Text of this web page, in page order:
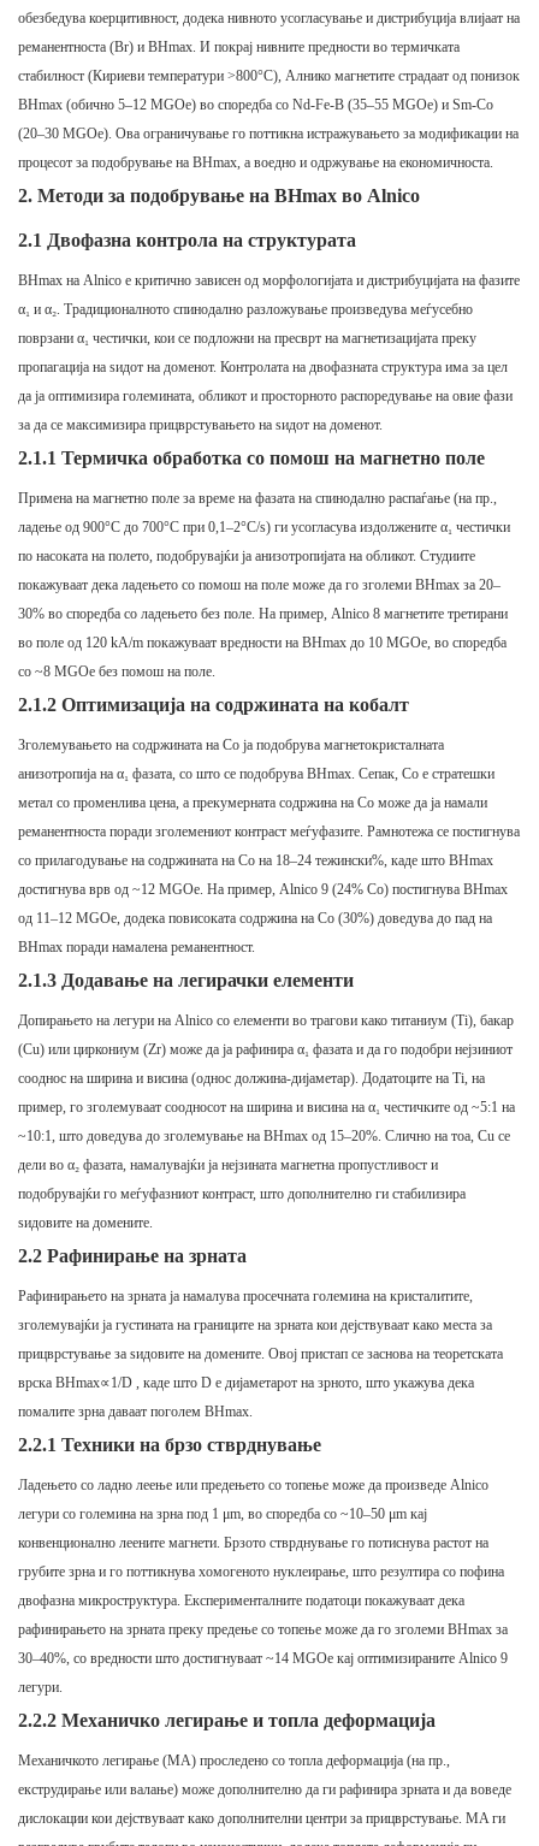
обезбедува коерцитивност, додека нивното усогласување и дистрибуција влијаат на
реманентноста (Br) и BHmax. И покрај нивните предности во термичката
стабилност (Кириеви температури >800°C), Алнико магнетите страдаат од понизок
BHmax (обично 5–12 MGOe) во споредба со Nd-Fe-B (35–55 MGOe) и Sm-Co
(20–30 MGOe). Ова ограничување го поттикна истражувањето за модификации на
процесот за подобрување на BHmax, а воедно и одржување на економичноста.
2. Методи за подобрување на BHmax во Alnico
2.1 Двофазна контрола на структурата
BHmax на Alnico е критично зависен од морфологијата и дистрибуцијата на фазите
α₁ и α₂. Традиционалното спинодално разложување произведува меѓусебно
поврзани α₁ честички, кои се подложни на пресврт на магнетизацијата преку
пропагација на ѕидот на доменот. Контролата на двофазната структура има за цел
да ја оптимизира големината, обликот и просторното распоредување на овие фази
за да се максимизира прицврстувањето на ѕидот на доменот.
2.1.1 Термичка обработка со помош на магнетно поле
Примена на магнетно поле за време на фазата на спинодално распаѓање (на пр.,
ладење од 900°C до 700°C при 0,1–2°C/s) ги усогласува издолжените α₁ честички
по насоката на полето, подобрувајќи ја анизотропијата на обликот. Студиите
покажуваат дека ладењето со помош на поле може да го зголеми BHmax за 20–
30% во споредба со ладењето без поле. На пример, Alnico 8 магнетите третирани
во поле од 120 kA/m покажуваат вредности на BHmax до 10 MGOe, во споредба
со ~8 MGOe без помош на поле.
2.1.2 Оптимизација на содржината на кобалт
Зголемувањето на содржината на Co ја подобрува магнетокристалната
анизотропија на α₁ фазата, со што се подобрува BHmax. Сепак, Co е стратешки
метал со променлива цена, а прекумерната содржина на Co може да ја намали
реманентноста поради зголемениот контраст меѓуфазите. Рамнотежа се постигнува
со прилагодување на содржината на Co на 18–24 тежински%, каде што BHmax
достигнува врв од ~12 MGOe. На пример, Alnico 9 (24% Co) постигнува BHmax
од 11–12 MGOe, додека повисоката содржина на Co (30%) доведува до пад на
BHmax поради намалена реманентност.
2.1.3 Додавање на легирачки елементи
Допирањето на легури на Alnico со елементи во трагови како титаниум (Ti), бакар
(Cu) или циркониум (Zr) може да ја рафинира α₁ фазата и да го подобри нејзиниот
сооднос на ширина и висина (однос должина-дијаметар). Додатоците на Ti, на
пример, го зголемуваат соодносот на ширина и висина на α₁ честичките од ~5:1 на
~10:1, што доведува до зголемување на BHmax од 15–20%. Слично на тоа, Cu се
дели во α₂ фазата, намалувајќи ја нејзината магнетна пропустливост и
подобрувајќи го меѓуфазниот контраст, што дополнително ги стабилизира
ѕидовите на домените.
2.2 Рафинирање на зрната
Рафинирањето на зрната ја намалува просечната големина на кристалитите,
зголемувајќи ја густината на границите на зрната кои дејствуваат како места за
прицврстување за ѕидовите на домените. Овој пристап се заснова на теоретската
врска BHmax∝1/D , каде што D е дијаметарот на зрното, што укажува дека
помалите зрна даваат поголем BHmax.
2.2.1 Техники на брзо стврднување
Ладењето со ладно леење или предењето со топење може да произведе Alnico
легури со големина на зрна под 1 μm, во споредба со ~10–50 μm кај
конвенционално леените магнети. Брзото стврднување го потиснува растот на
грубите зрна и го поттикнува хомогеното нуклеирање, што резултира со пофина
двофазна микроструктура. Експерименталните податоци покажуваат дека
рафинирањето на зрната преку предење со топење може да го зголеми BHmax за
30–40%, со вредности што достигнуваат ~14 MGOe кај оптимизираните Alnico 9
легури.
2.2.2 Механичко легирање и топла деформација
Механичкото легирање (MA) проследено со топла деформација (на пр.,
екструдирање или валање) може дополнително да ги рафинира зрната и да воведе
дислокации кои дејствуваат како дополнителни центри за прицврстување. MA ги